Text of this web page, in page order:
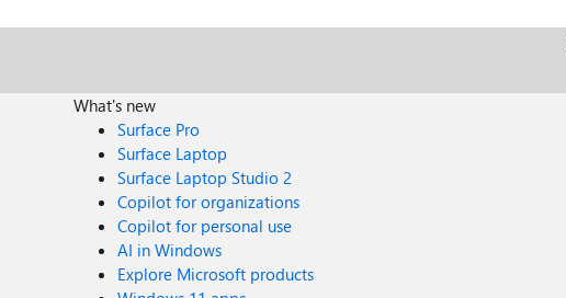
What's new
Surface Pro
Surface Laptop
Surface Laptop Studio 2
Copilot for organizations
Copilot for personal use
AI in Windows
Explore Microsoft products